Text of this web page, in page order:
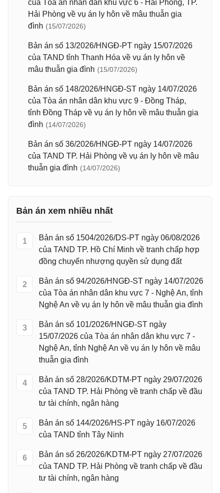
của Tòa án nhân dân khu vực 6 - Hải Phòng, TP.
Hải Phòng về vụ án ly hôn về mâu thuẫn gia
đình (15/07/2026)
Bản án số 13/2026/HNGĐ-PT ngày 15/07/2026
của TAND tỉnh Thanh Hóa về vụ án ly hôn về
mâu thuẫn gia đình (15/07/2026)
Bản án số 148/2026/HNGĐ-ST ngày 14/07/2026
của Tòa án nhân dân khu vực 9 - Đồng Tháp,
tỉnh Đồng Tháp về vụ án ly hôn về mâu thuẫn gia
đình (14/07/2026)
Bản án số 36/2026/HNGĐ-PT ngày 14/07/2026
của TAND TP. Hải Phòng về vụ án ly hôn về mâu
thuẫn gia đình (14/07/2026)
Bản án xem nhiều nhất
1
Bản án số 1504/2026/DS-PT ngày 06/08/2026
của TAND TP. Hồ Chí Minh về tranh chấp hợp
đồng chuyển nhượng quyền sử dụng đất
2
Bản án số 94/2026/HNGĐ-ST ngày 14/07/2026
của Tòa án nhân dân khu vực 7 - Nghệ An, tỉnh
Nghệ An về vụ án ly hôn về mâu thuẫn gia đình
3
Bản án số 101/2026/HNGĐ-ST ngày
15/07/2026 của Tòa án nhân dân khu vực 7 -
Nghệ An, tỉnh Nghệ An về vụ án ly hôn về mâu
thuẫn gia đình
4
Bản án số 28/2026/KDTM-PT ngày 29/07/2026
của TAND TP. Hải Phòng về tranh chấp về đầu
tư tài chính, ngân hàng
5
Bản án số 144/2026/HS-PT ngày 16/07/2026
của TAND tỉnh Tây Ninh
6
Bản án số 26/2026/KDTM-PT ngày 27/07/2026
của TAND TP. Hải Phòng về tranh chấp về đầu
tư tài chính, ngân hàng